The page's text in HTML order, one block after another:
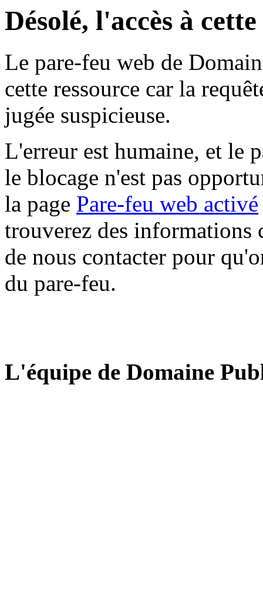
Désolé, l'accès à
Le pare-feu web de
cette ressource car la
jugée suspicieuse.
L'erreur est humaine, et le
le blocage n'est pas
la page Pare-feu web activé
trouverez des informations
de nous contacter pour
du pare-feu.
L'équipe de Domaine